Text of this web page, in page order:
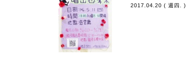
2017.04.20 ( 週四. )